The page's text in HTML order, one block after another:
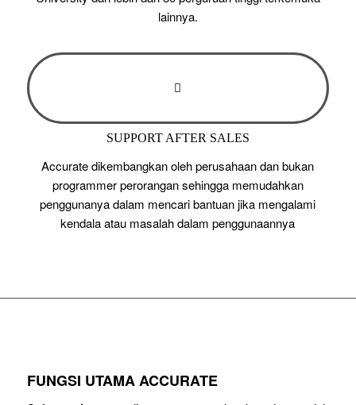
lainnya.
SUPPORT AFTER SALES
Accurate dikembangkan oleh perusahaan dan bukan
programmer perorangan sehingga memudahkan
penggunanya dalam mencari bantuan jika mengalami
kendala atau masalah dalam penggunaannya
FUNGSI UTAMA ACCURATE